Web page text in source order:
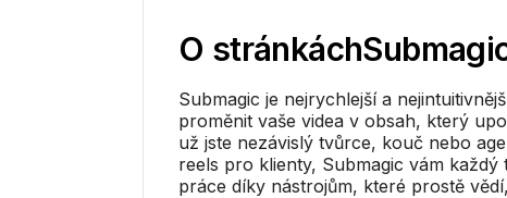
O stránkách
Submagic je nejrychlejší a
proměnit vaše videa v obsah, který
už jste nezávislý tvůrce, kouč nebo
reels pro klienty, Submagic vám každý
práce díky nástrojům, které prostě